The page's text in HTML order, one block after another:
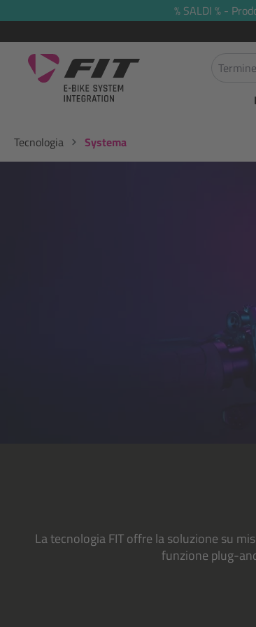
Passa alla navigazione principale
% SALDI % -
Tecnologia
Systema
La tecnologia FIT offre la soluzione su
funzione plug-